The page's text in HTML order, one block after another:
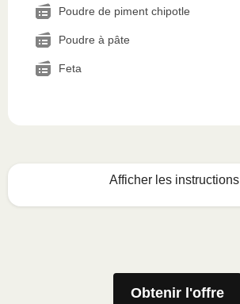
Poudre de piment chipotle
Poudre à pâte
Feta
Afficher les instructions
Voici quoi faire :
MICRO-ONDES
Obtenir l'offre